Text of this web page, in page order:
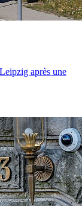
après une